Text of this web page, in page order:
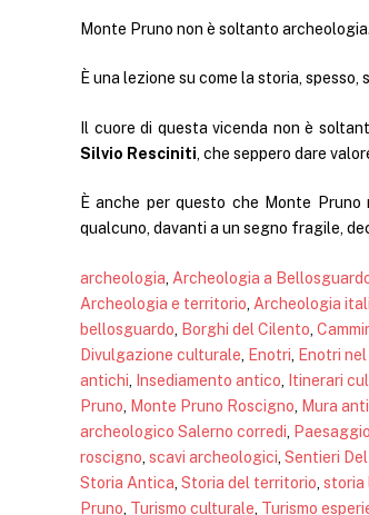
Monte Pruno non è soltanto archeologia.
È una lezione su come la storia,
Il cuore di questa vicenda non è
Silvio Resciniti, che seppero dare
È anche per questo che Monte
qualcuno, davanti a un segno fragile,
archeologia, Archeologia a
Archeologia e territorio, Archeologia
bellosguardo, Borghi del Cilento,
Divulgazione culturale, Enotri, Enotri
antichi, Insediamento antico, Itinerari
Pruno, Monte Pruno Roscigno, Mura
archeologico Salerno corredi,
roscigno, scavi archeologici, Sentieri
Storia Antica, Storia del territorio, storia
Pruno, Turismo culturale, Turismo